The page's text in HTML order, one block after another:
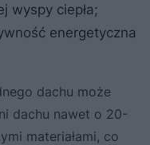
wyspy ciepła;
energetyczna
dachu może
dachu nawet o 20-
materiałami, co